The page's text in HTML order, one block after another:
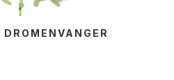
DROMENVANGER